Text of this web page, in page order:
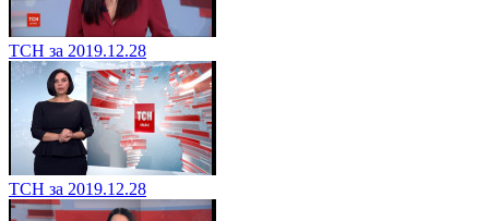
ТСН за 2019.12.28
ТСН за 2019.12.28